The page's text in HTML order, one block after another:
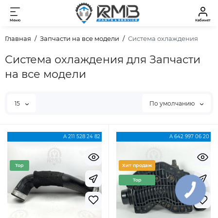
Меню Кабинет
Главная Запчасти на все модели Система охлаждения
Система охлаждения для Запчасти
на все модели
15 По умолчанию
A 211 528 24 82
Top
A 642 997 06 20
Хит продаж
Top